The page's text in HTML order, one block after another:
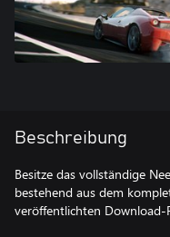
Beschreibung
Besitze das vollständige
bestehend aus dem
veröffentlichten Download-